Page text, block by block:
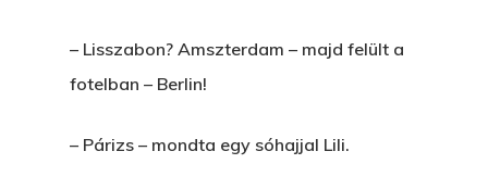
– Lisszabon? Amszterdam – majd felült a
fotelban – Berlin!
– Párizs – mondta egy sóhajjal Lili.